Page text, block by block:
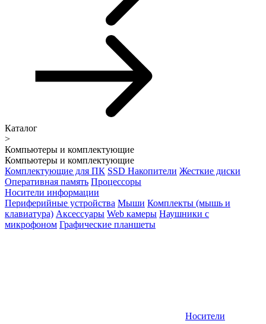
Каталог
>
Компьютеры и комплектующие
Компьютеры и комплектующие
Комплектующие для ПК SSD Накопители Жесткие диски
Оперативная память Процессоры
Носители информации
Периферийные устройства Мыши Комплекты (мышь и
клавиатура) Аксессуары Web камеры Наушники с
микрофоном Графические планшеты
Носители